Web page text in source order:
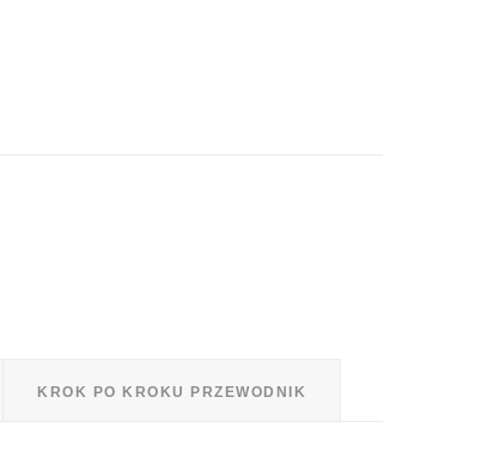
KROK PO KROKU PRZEWODNIK